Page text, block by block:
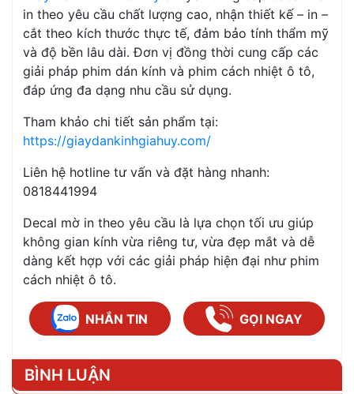
in theo yêu cầu chất lượng cao, nhận thiết kế – in –
cắt theo kích thước thực tế, đảm bảo tính thẩm mỹ
và độ bền lâu dài. Đơn vị đồng thời cung cấp các
giải pháp phim dán kính và phim cách nhiệt ô tô,
đáp ứng đa dạng nhu cầu sử dụng.
Tham khảo chi tiết sản phẩm tại:
https://giaydankinhgiahuy.com/
Liên hệ hotline tư vấn và đặt hàng nhanh:
0818441994
Decal mờ in theo yêu cầu là lựa chọn tối ưu giúp
không gian kính vừa riêng tư, vừa đẹp mắt và dễ
dàng kết hợp với các giải pháp hiện đại như phim
cách nhiệt ô tô.
NHẮN TIN GỌI NGAY
BÌNH LUẬN